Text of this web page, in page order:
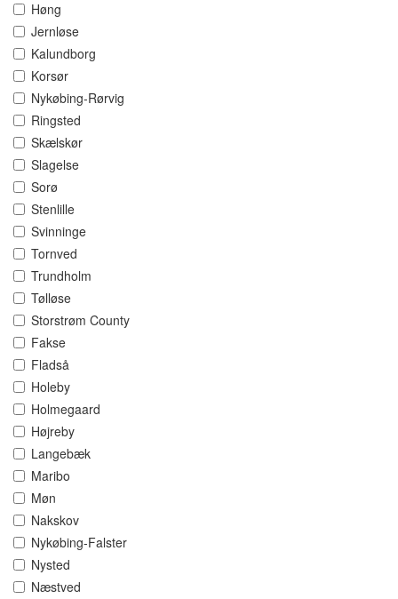
Høng
Jernløse
Kalundborg
Korsør
Nykøbing-Rørvig
Ringsted
Skælskør
Slagelse
Sorø
Stenlille
Svinninge
Tornved
Trundholm
Tølløse
Storstrøm County
Fakse
Fladså
Holeby
Holmegaard
Højreby
Langebæk
Maribo
Møn
Nakskov
Nykøbing-Falster
Nysted
Næstved